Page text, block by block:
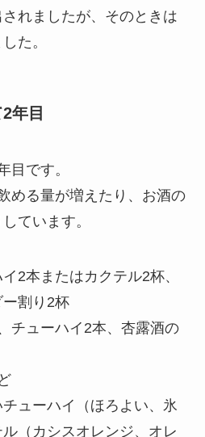
れましたが、そのときは
た。
年目
目です。
める量が増えたり、お酒の
ています。
2本またはカクテル2杯、
割り2杯
チューハイ2本、杏露酒の
ューハイ（ほろよい、氷
（カシスオレンジ、オレ